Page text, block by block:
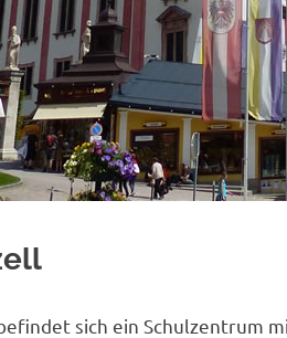
sich ein Schulzentrum